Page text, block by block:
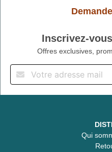
Inscrivez-
Offres exclusives,
Qui